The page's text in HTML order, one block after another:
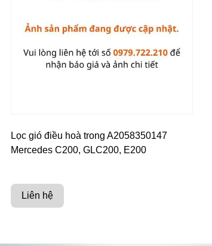
Lọc gió điều hoà trong A2058350147
Mercedes C200, GLC200, E200
Liên hệ